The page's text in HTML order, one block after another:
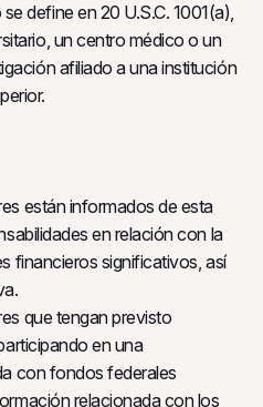
define en 20 U.S.C. 1001(a),
un centro médico o un
afiliado a una institución
están informados de esta
en relación con la
financieros significativos, así
que tengan previsto
en una
con fondos federales
relacionada con los